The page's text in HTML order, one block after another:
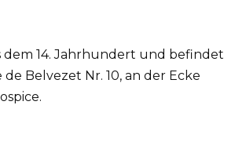
dem 14. Jahrhundert und befindet
de Belvezet Nr. 10, an der Ecke